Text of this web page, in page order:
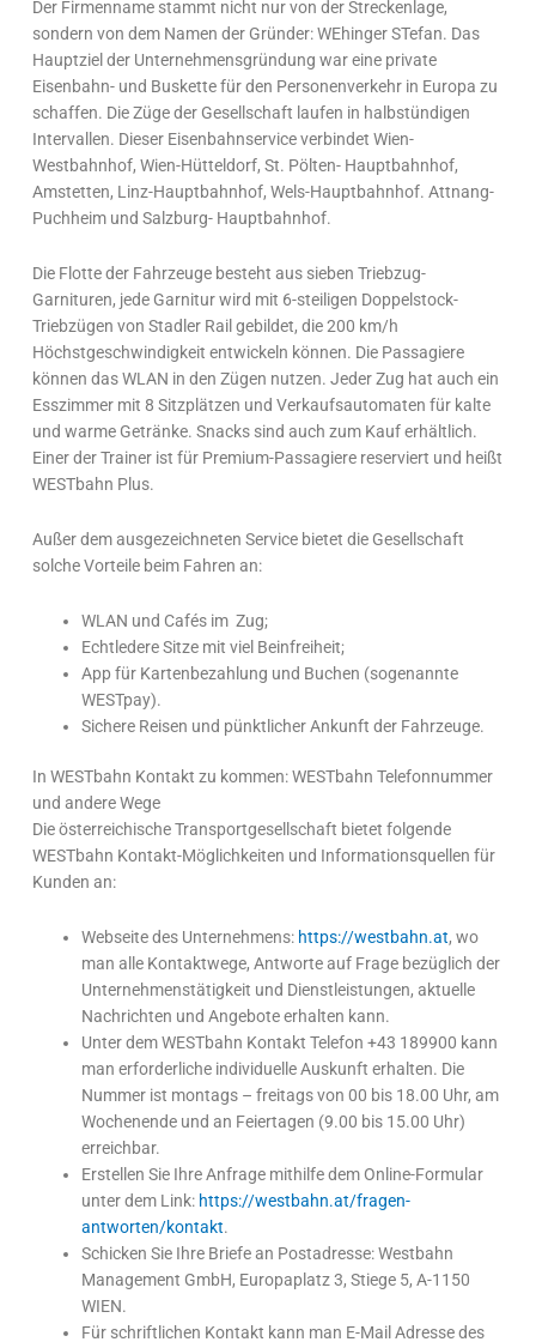
Der Firmenname stammt nicht nur von der Streckenlage,
sondern von dem Namen der Gründer: WEhinger STefan. Das
Hauptziel der Unternehmensgründung war eine private
Eisenbahn- und Buskette für den Personenverkehr in Europa zu
schaffen. Die Züge der Gesellschaft laufen in halbstündigen
Intervallen. Dieser Eisenbahnservice verbindet Wien-
Westbahnhof, Wien-Hütteldorf, St. Pölten- Hauptbahnhof,
Amstetten, Linz-Hauptbahnhof, Wels-Hauptbahnhof. Attnang-
Puchheim und Salzburg- Hauptbahnhof.
Die Flotte der Fahrzeuge besteht aus sieben Triebzug-
Garnituren, jede Garnitur wird mit 6-steiligen Doppelstock-
Triebzügen von Stadler Rail gebildet, die 200 km/h
Höchstgeschwindigkeit entwickeln können. Die Passagiere
können das WLAN in den Zügen nutzen. Jeder Zug hat auch ein
Esszimmer mit 8 Sitzplätzen und Verkaufsautomaten für kalte
und warme Getränke. Snacks sind auch zum Kauf erhältlich.
Einer der Trainer ist für Premium-Passagiere reserviert und heißt
WESTbahn Plus.
Außer dem ausgezeichneten Service bietet die Gesellschaft
solche Vorteile beim Fahren an:
WLAN und Cafés im Zug;
Echtledere Sitze mit viel Beinfreiheit;
App für Kartenbezahlung und Buchen (sogenannte
WESTpay).
Sichere Reisen und pünktlicher Ankunft der Fahrzeuge.
In WESTbahn Kontakt zu kommen: WESTbahn Telefonnummer
und andere Wege
Die österreichische Transportgesellschaft bietet folgende
WESTbahn Kontakt-Möglichkeiten und Informationsquellen für
Kunden an:
Webseite des Unternehmens: https://westbahn.at, wo
man alle Kontaktwege, Antworte auf Frage bezüglich der
Unternehmenstätigkeit und Dienstleistungen, aktuelle
Nachrichten und Angebote erhalten kann.
Unter dem WESTbahn Kontakt Telefon +43 189900 kann
man erforderliche individuelle Auskunft erhalten. Die
Nummer ist montags – freitags von 00 bis 18.00 Uhr, am
Wochenende und an Feiertagen (9.00 bis 15.00 Uhr)
erreichbar.
Erstellen Sie Ihre Anfrage mithilfe dem Online-Formular
unter dem Link: https://westbahn.at/fragen-
antworten/kontakt.
Schicken Sie Ihre Briefe an Postadresse: Westbahn
Management GmbH, Europaplatz 3, Stiege 5, A-1150
WIEN.
Für schriftlichen Kontakt kann man E-Mail Adresse des